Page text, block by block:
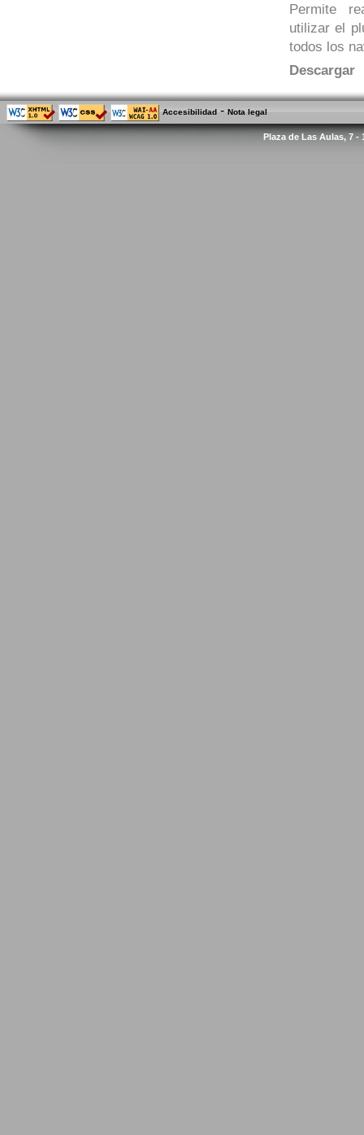
Permite
utilizar el
todos los
Descargar
Accesibilidad - Nota legal
Plaza de Las Aulas, 7 -